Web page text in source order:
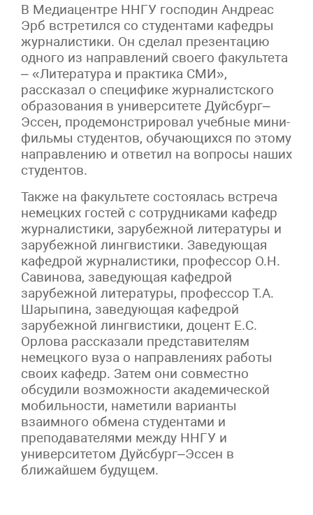
В Медиацентре ННГУ господин Андреас
Эрб встретился со студентами кафедры
журналистики. Он сделал презентацию
одного из направлений своего факультета
– «Литература и практика СМИ»,
рассказал о специфике журналистского
образования в университете Дуйсбург–
Эссен, продемонстрировал учебные мини-
фильмы студентов, обучающихся по этому
направлению и ответил на вопросы наших
студентов.
Также на факультете состоялась встреча
немецких гостей с сотрудниками кафедр
журналистики, зарубежной литературы и
зарубежной лингвистики. Заведующая
кафедрой журналистики, профессор О.Н.
Савинова, заведующая кафедрой
зарубежной литературы, профессор Т.А.
Шарыпина, заведующая кафедрой
зарубежной лингвистики, доцент Е.С.
Орлова рассказали представителям
немецкого вуза о направлениях работы
своих кафедр. Затем они совместно
обсудили возможности академической
мобильности, наметили варианты
взаимного обмена студентами и
преподавателями между ННГУ и
университетом Дуйсбург–Эссен в
ближайшем будущем.